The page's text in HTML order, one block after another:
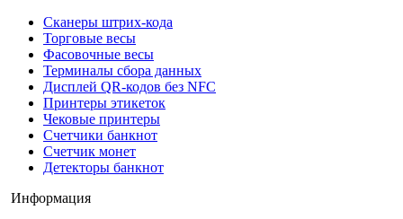
Сканеры штрих-кода
Торговые весы
Фасовочные весы
Терминалы сбора данных
Дисплей QR-кодов без NFC
Принтеры этикеток
Чековые принтеры
Счетчики банкнот
Счетчик монет
Детекторы банкнот
Информация